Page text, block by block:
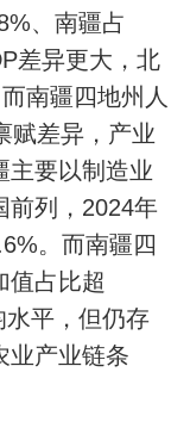
、南疆占
差异更大，北
南疆四地州人
赋差异，产业
主要以制造业
前列，2024年
。而南疆四
值占比超
平，但仍存
业产业链条